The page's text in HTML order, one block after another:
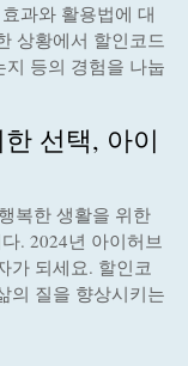
과와 활용법에 대
상황에서 할인코드
등의 경험을 나눕
선택, 아이
복한 생활을 위한
. 2024년 아이허브
가 되세요. 할인코
의 질을 향상시키는